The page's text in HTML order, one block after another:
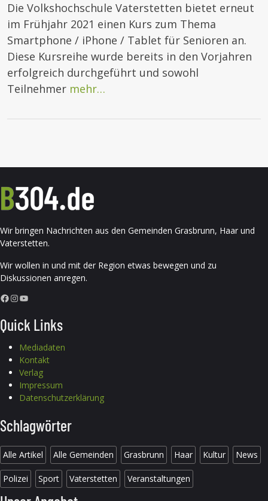
Die Volkshochschule Vaterstetten bietet erneut
im Frühjahr 2021 einen Kurs zum Thema
Smartphone / iPhone / Tablet für Senioren an.
Diese Kursreihe wurde bereits in den Vorjahren
erfolgreich durchgeführt und sowohl
Teilnehmer mehr…
Wir bringen Nachrichten aus den Gemeinden Grasbrunn, Haar und
Vaterstetten.
Wir wollen in und mit der Region etwas bewegen und zu
Diskussionen anregen.
Facebook InstagramYouTube
Quick Links
Mediadaten
Kontakt
Verlag
Impressum
Datenschutzerklärung
Schlagwörter
Alle Artikel Alle Gemeinden Grasbrunn Haar Kultur News
Polizei Sport Vaterstetten Veranstaltungen